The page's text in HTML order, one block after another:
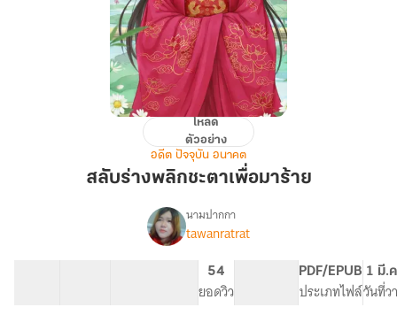
พลิก
โหลด
ตัวอย่าง
อดีต ปัจจุบัน อนาคต
สลับร่างพลิกชะตาเพื่อมาร้าย
เรื่อง
ร่าง
พลิก
ชะตา
นามปากกา
tawanratrat
54
ยอดวิว
PDF/EPUB
ประเภทไฟล์
1 มี.
วันที่ว